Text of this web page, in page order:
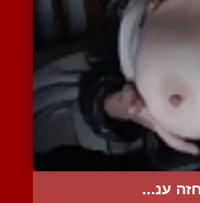
ענ...